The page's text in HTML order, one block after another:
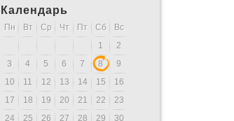
Календарь
Пн Вт Ср Чт Пт Сб
Вс
1
2
3
4 5 6 7 8
9
10
11 12 13 14 15
16
17
18 19 20 21 22
23
24
25 26 27 28 29
30